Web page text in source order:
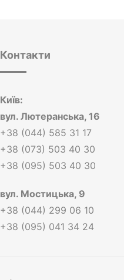
Контакти
Київ:
вул. Лютеранська, 16
+38 (044) 585 31 17
+38 (073) 503 40 30
+38 (095) 503 40 30
вул. Мостицька, 9
+38 (044) 299 06 10
+38 (095) 041 34 24